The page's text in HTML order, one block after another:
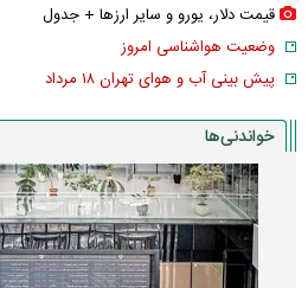
قیمت دلار، یورو و سایر ارز‌ها + جدول
وضعیت هواشناسی امروز
پیش بینی آب و هوای تهران ۱۸ مرداد
خواندنی‌ها